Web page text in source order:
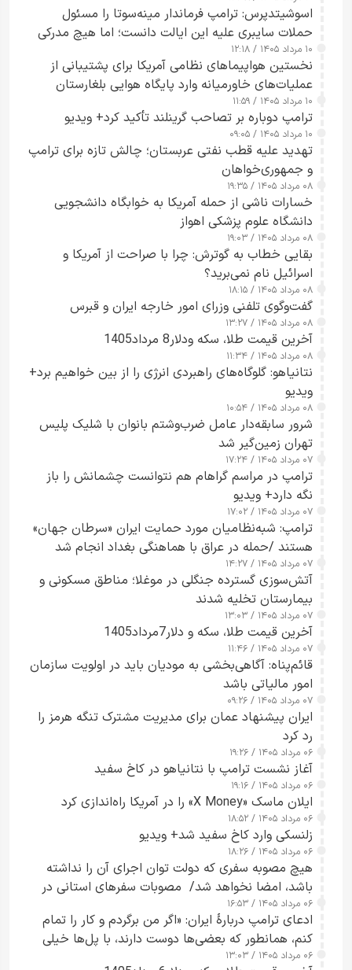
اسوشیتدپرس: ترامپ فرماندار مینه‌سوتا را مسئول
حملات سایبری علیه این ایالت دانست؛ اما هیچ مدرکی
ارائه نکرد
۱۰ مرداد ۱۴۰۵ / ۱۲:۱۸
نخستین هواپیماهای نظامی آمریکا برای پشتیبانی از
عملیات‌های خاورمیانه وارد پایگاه هوایی بلغارستان
شدند
۱۰ مرداد ۱۴۰۵ / ۱۱:۵۹
ترامپ دوباره بر تصاحب گرینلند تأکید کرد+ ویدیو
۱۰ مرداد ۱۴۰۵ / ۰۹:۰۵
تهدید علیه قطب نفتی عربستان؛ چالش تازه برای ترامپ
و جمهوری‌خواهان
۰۸ مرداد ۱۴۰۵ / ۱۹:۳۵
خسارات ناشی از حمله آمریکا به خوابگاه دانشجویی
دانشگاه علوم پزشکی اهواز
۰۸ مرداد ۱۴۰۵ / ۱۹:۰۳
بقایی خطاب به گوترش: چرا با صراحت از آمریکا و
اسرائیل نام نمی‌برید؟
۰۸ مرداد ۱۴۰۵ / ۱۸:۱۵
گفت‌وگوی تلفنی وزرای امور خارجه ایران و قبرس
۰۸ مرداد ۱۴۰۵ / ۱۳:۲۷
آخرین قیمت طلا، سکه ودلار8 مرداد1405
۰۸ مرداد ۱۴۰۵ / ۱۱:۳۴
نتانیاهو: گلوگاه‌های راهبردی انرژی را از بین خواهیم برد+
ویدیو
۰۸ مرداد ۱۴۰۵ / ۱۰:۵۴
شرور سابقه‌دار عامل ضرب‌وشتم بانوان با شلیک پلیس
تهران زمین‌گیر شد
۰۷ مرداد ۱۴۰۵ / ۱۷:۲۴
ترامپ در مراسم گراهام هم نتوانست چشمانش را باز
نگه دارد+ ویدیو
۰۷ مرداد ۱۴۰۵ / ۱۷:۰۲
ترامپ: شبه‌نظامیان مورد حمایت ایران «سرطان جهان»
هستند /حمله در عراق با هماهنگی بغداد انجام شد
۰۷ مرداد ۱۴۰۵ / ۱۴:۲۷
آتش‌سوزی گسترده جنگلی در موغلا؛ مناطق مسکونی و
بیمارستان تخلیه شدند
۰۷ مرداد ۱۴۰۵ / ۱۳:۰۳
آخرین قیمت طلا، سکه و دلار7مرداد1405
۰۷ مرداد ۱۴۰۵ / ۱۱:۴۶
قائم‌پناه: آگاهی‌بخشی به مودیان باید در اولویت سازمان
امور مالیاتی باشد
۰۷ مرداد ۱۴۰۵ / ۰۹:۲۶
ایران پیشنهاد عمان برای مدیریت مشترک تنگه هرمز را
رد کرد
۰۶ مرداد ۱۴۰۵ / ۱۹:۲۶
آغاز نشست ترامپ با نتانیاهو در کاخ سفید
۰۶ مرداد ۱۴۰۵ / ۱۹:۱۶
ایلان ماسک «X Money» را در آمریکا راه‌اندازی کرد
۰۶ مرداد ۱۴۰۵ / ۱۸:۵۲
زلنسکی وارد کاخ سفید شد+ ویدیو
۰۶ مرداد ۱۴۰۵ / ۱۸:۲۶
هیچ مصوبه سفری که دولت توان اجرای آن را نداشته
باشد، امضا نخواهد شد/ مصوبات سفرهای استانی در
چارچوب قانون بودجه است+ عکس
۰۶ مرداد ۱۴۰۵ / ۱۶:۵۳
ادعای ترامپ دربارهٔ ایران: «اگر من برگردم و کار را تمام
کنم، همانطور که بعضی‌ها دوست دارند، با پل‌ها خیلی
راحت می‌توانم بیشتر پل‌هایشان را در کمتر از یک
۰۶ مرداد ۱۴۰۵ / ۱۳:۰۳